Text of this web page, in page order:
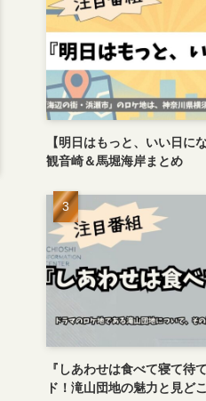
【明日はもっと、いい日に
観音崎＆馬堀海岸まとめ
『しあわせは食べて寝て待
ド！滝山団地の魅力と見ど